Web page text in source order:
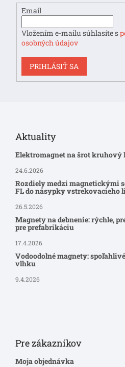
Email
Vložením e-mailu súhlasíte s
osobných údajov
PRIHLÁSIŤ SA
Aktuality
Elektromagnet na šrot kruhový
24.6.2026
Rozdiely medzi magnetickými
FL do násypky vstrekovacieho
26.5.2026
Magnety na debnenie: rýchle,
pre prefabrikáciu
17.4.2026
Vodoodolné magnety:
vlhku
9.4.2026
Pre zákazníkov
Moja objednávka